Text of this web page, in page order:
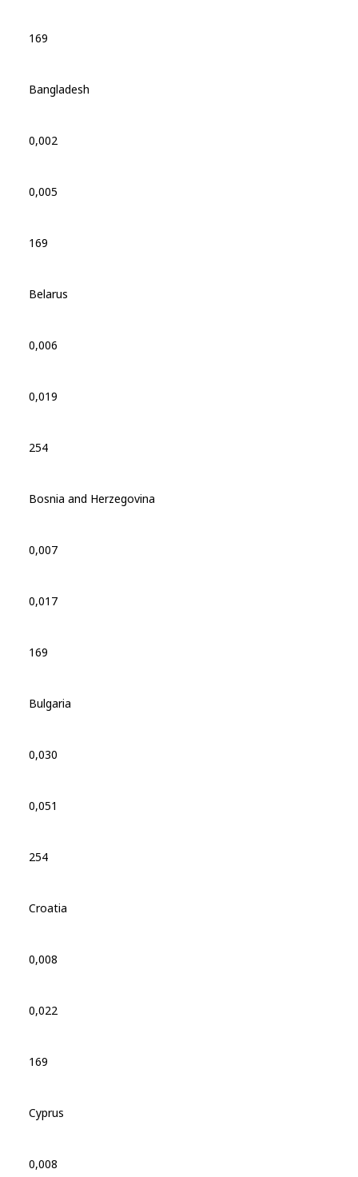
169
Bangladesh
0,002
0,005
169
Belarus
0,006
0,019
254
Bosnia and Herzegovina
0,007
0,017
169
Bulgaria
0,030
0,051
254
Croatia
0,008
0,022
169
Cyprus
0,008